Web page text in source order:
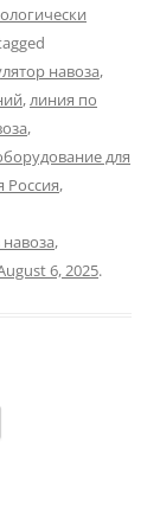
навоза,
,линия по
,
для
Россия,
,
6, 2025.